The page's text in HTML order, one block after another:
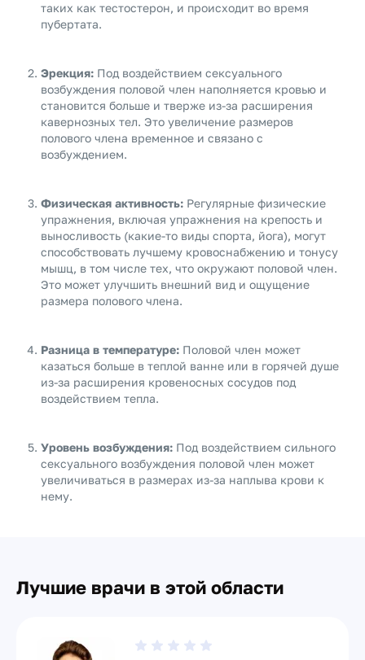
таких как тестостерон, и происходит во время
пубертата.
Эрекция: Под воздействием сексуального
возбуждения половой член наполняется кровью и
становится больше и тверже из-за расширения
кавернозных тел. Это увеличение размеров
полового члена временное и связано с
возбуждением.
Физическая активность: Регулярные физические
упражнения, включая упражнения на крепость и
выносливость (какие-то виды спорта, йога), могут
способствовать лучшему кровоснабжению и тонусу
мышц, в том числе тех, что окружают половой член.
Это может улучшить внешний вид и ощущение
размера полового члена.
Разница в температуре: Половой член может
казаться больше в теплой ванне или в горячей душе
из-за расширения кровеносных сосудов под
воздействием тепла.
Уровень возбуждения: Под воздействием сильного
сексуального возбуждения половой член может
увеличиваться в размерах из-за наплыва крови к
нему.
Лучшие врачи в этой области